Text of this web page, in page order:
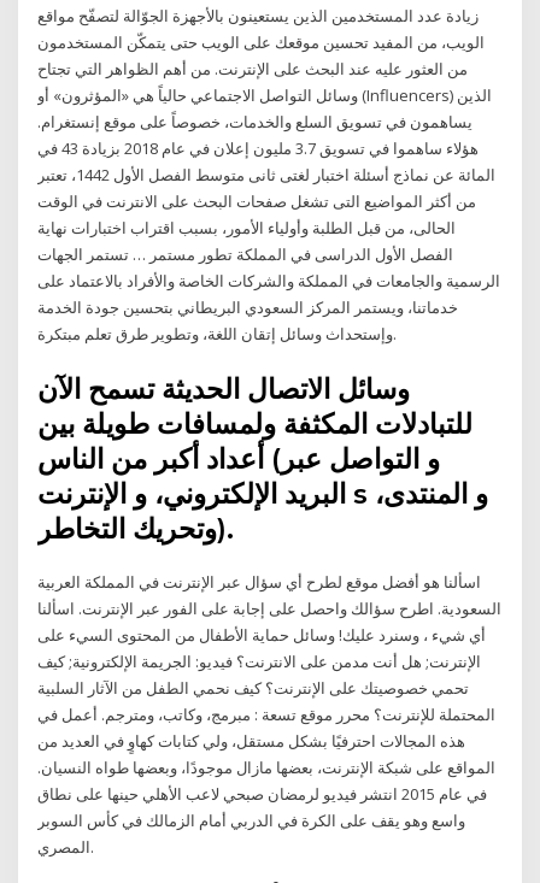
زيادة عدد المستخدمين الذين يستعينون بالأجهزة الجوّالة لتصفّح مواقع
الويب، من المفيد تحسين موقعك على الويب حتى يتمكّن المستخدمون
من العثور عليه عند البحث على الإنترنت. من أهم الظواهر التي تجتاح
وسائل التواصل الاجتماعي حالياً هي «المؤثرون» أو (Influencers) الذين
يساهمون في تسويق السلع والخدمات، خصوصاً على موقع إنستغرام.
هؤلاء ساهموا في تسويق 3.7 مليون إعلان في عام 2018 بزيادة 43 في
المائة عن نماذج أسئلة اختبار لغتى ثانى متوسط الفصل الأول 1442، تعتبر
من أكثر المواضيع التى تشغل صفحات البحث على الانترنت في الوقت
الحالى، من قبل الطلبة وأولياء الأمور، بسبب اقتراب اختبارات نهاية
الفصل الأول الدراسى في المملكة تطور مستمر … تستمر الجهات
الرسمية والجامعات في المملكة والشركات الخاصة والأفراد بالاعتماد على
خدماتنا، ويستمر المركز السعودي البريطاني بتحسين جودة الخدمة
وإستحداث وسائل إتقان اللغة، وتطوير طرق تعلم مبتكرة.
وسائل الاتصال الحديثة تسمح الآن
للتبادلات المكثفة ولمسافات طويلة بين
أعداد أكبر من الناس (و التواصل عبر
البريد الإلكتروني، و الإنترنت s و المنتدى،
وتحريك التخاطر).
اسألنا هو أفضل موقع لطرح أي سؤال عبر الإنترنت في المملكة العربية
السعودية. اطرح سؤالك واحصل على إجابة على الفور عبر الإنترنت. اسألنا
أي شيء ، وسنرد عليك! وسائل حماية الأطفال من المحتوى السيء على
الإنترنت; هل أنت مدمن على الانترنت؟ فيديو: الجريمة الإلكترونية; كيف
تحمي خصوصيتك على الإنترنت؟ كيف نحمي الطفل من الآثار السلبية
المحتملة للإنترنت؟ محرر موقع تسعة : مبرمج، وكاتب، ومترجم. أعمل في
هذه المجالات احترفيًا بشكل مستقل، ولي كتابات كهاوٍ في العديد من
المواقع على شبكة الإنترنت، بعضها مازال موجودًا، وبعضها طواه النسيان.
في عام 2015 انتشر فيديو لرمضان صبحي لاعب الأهلي حينها على نطاق
واسع وهو يقف على الكرة في الدربي أمام الزمالك في كأس السوبر
المصري.